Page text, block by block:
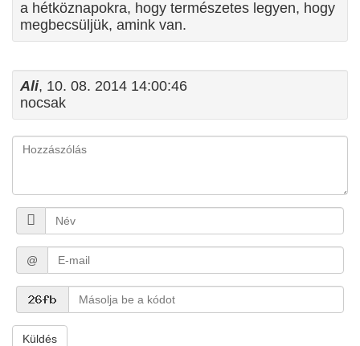
a hétköznapokra, hogy természetes legyen, hogy
megbecsüljük, amink van.
Ali, 10. 08. 2014 14:00:46
nocsak
@
Küldés